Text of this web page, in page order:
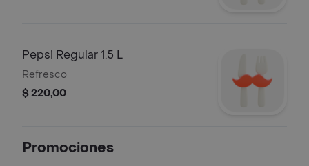
Pepsi Regular 1.5 L
Refresco
$ 220,00
Promociones